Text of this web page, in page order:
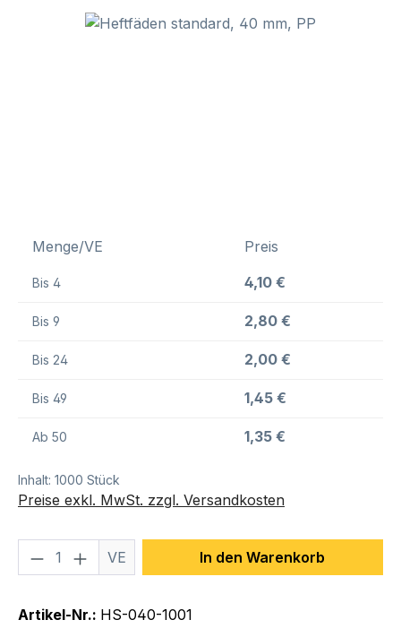
Bildergalerie überspringen
Menge/VE Preis
Bis 4 4,10 €
Bis 9 2,80 €
Bis 24 2,00 €
Bis 49 1,45 €
Ab 50 1,35 €
Inhalt: 1000 Stück
Preise exkl. MwSt. zzgl. Versandkosten
Produkt Anzahl: Gib den
VE In den Warenkorb
Artikel-Nr.: HS-040-1001